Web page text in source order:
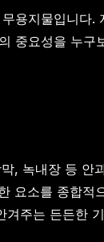
용지물입니다
중요성을 누구
, 녹내장 등
소를 종합
주는 든든한